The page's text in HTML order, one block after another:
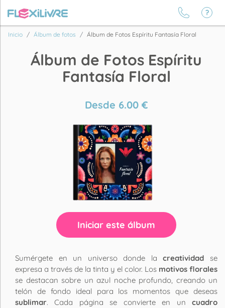
Inicio Álbum de fotos Álbum de Fotos Espíritu Fantasía Floral
Álbum de Fotos Espíritu
Fantasía Floral
Desde 6.00€
Iniciar este álbum
Sumérgete en un universo donde lacreatividad se
expresa a través de la tinta y el color. Los motivos florales
se destacan sobre un azul noche profundo, creando un
telón de fondo ideal para los momentos que deseas
sublimar. Cada página se convierte en un cuadro